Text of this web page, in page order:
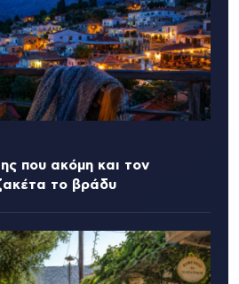
που ακόμη και τον
το βράδυ